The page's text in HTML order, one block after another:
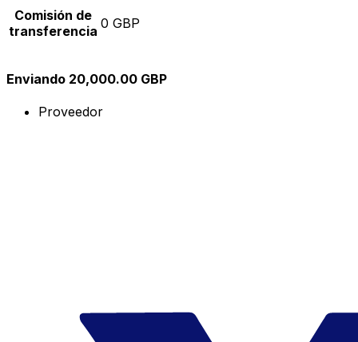
Comisión de
transferencia 0 GBP
Enviando 20,000.00 GBP
Proveedor